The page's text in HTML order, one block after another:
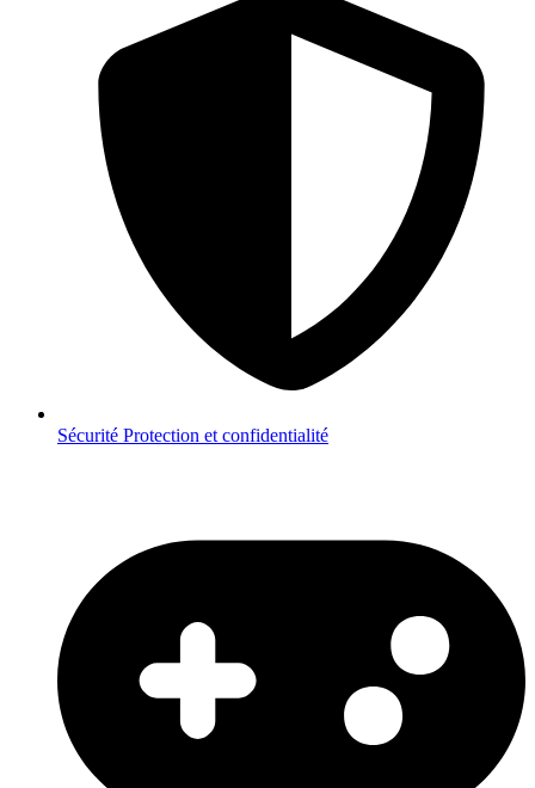
Sécurité Protection et confidentialité